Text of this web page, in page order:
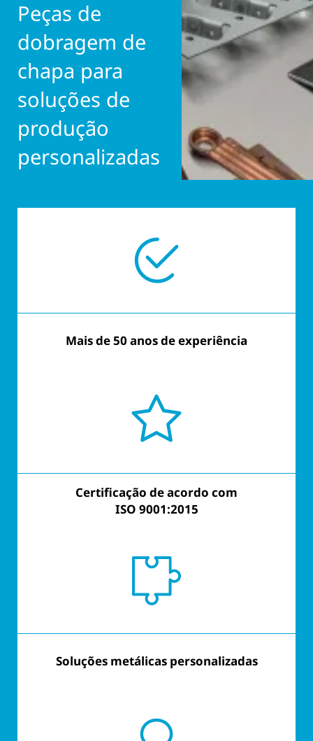
Peças de
dobragem de
chapa para
soluções de
produção
personalizadas
Mais de 50 anos de experiência
Personalizado
Certificação de acordo com
ISO 9001:2015
Certificação de acordo com
ISO 9001:2015
Soluções metálicas personalizadas
Orientado para o cliente